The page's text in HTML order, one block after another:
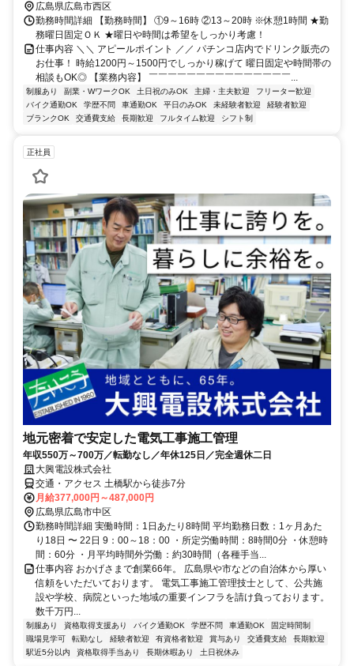
広島県広島市西区
勤務時間詳細 【勤務時間】 ①9～16時 ②13～20時 ※休憩1時間 ★勤
務曜日固定ＯＫ ★曜日や時間は希望をしっかり考慮！
仕事内容 ＼＼ アピールポイント ／／ パチンコ店内でドリンク販売の
お仕事！ 時給1200円～1500円でしっかり稼げて 曜日固定や時間帯の
相談もOK◎ 【業務内容】 ￣￣￣￣￣￣￣￣￣￣￣￣￣￣￣...
制服あり 副業・WワークOK 土日祝のみOK 主婦・主夫歓迎
フリーター歓迎
バイク通勤OK
学歴不問 車通勤OK 平日のみOK 未経験者歓迎
経験者歓迎
ブランクOK
交通費支給 長期歓迎 フルタイム歓迎 シフト制
正社員
地元密着で安定した電気工事施工管理
年収550万～700万／転勤なし／年休125日／完全週休二日
大興電設株式会社
交通・アクセス 土橋駅から徒歩7分
月給377,000円～487,000円
広島県広島市中区
勤務時間詳細 実働時間：1日あたり8時間 平均勤務日数：1ヶ月あた
り18日 〜 22日 9：00～18：00 ・所定労働時間：8時間0分 ・休憩時
間：60分 ・月平均時間外労働：約30時間（各種手当...
仕事内容 おかげさまで創業66年。 広島県や市などの自治体から厚い
信頼をいただいております。 電気工事施工管理技士として、公共施
設や学校、病院といった地域の重要インフラを請け負っております。
数千万円...
制服あり 資格取得支援あり バイク通勤OK 学歴不問 車通勤OK
固定時間制
職場見学可
転勤なし 経験者歓迎 有資格者歓迎 賞与あり 交通費支給
長期歓迎
駅近5分以内
資格取得手当あり 長期休暇あり 土日祝休み